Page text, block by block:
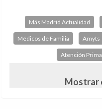
Más Madrid Actualidad
Médicos de Familia Amyts
Atención
Mostrar